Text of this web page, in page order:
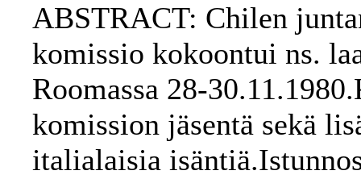
ABSTRACT: Chilen
komissio kokoontui ns.
Roomassa 28-
komission jäsentä sekä
italialaisia